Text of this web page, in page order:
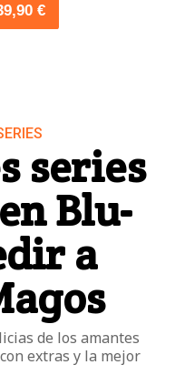
€
series
Blu-
a
de los amantes
extras y la mejor